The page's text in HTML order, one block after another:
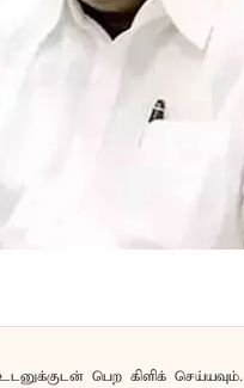
பெற கிளிக் செய்யவும்.